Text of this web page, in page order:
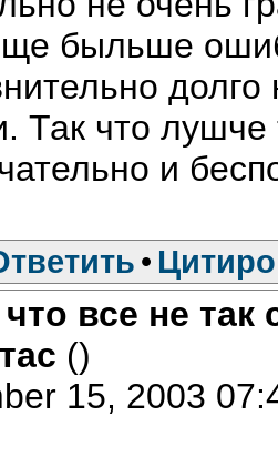
быльше
Так что
и
•
все не так
()
15, 2003